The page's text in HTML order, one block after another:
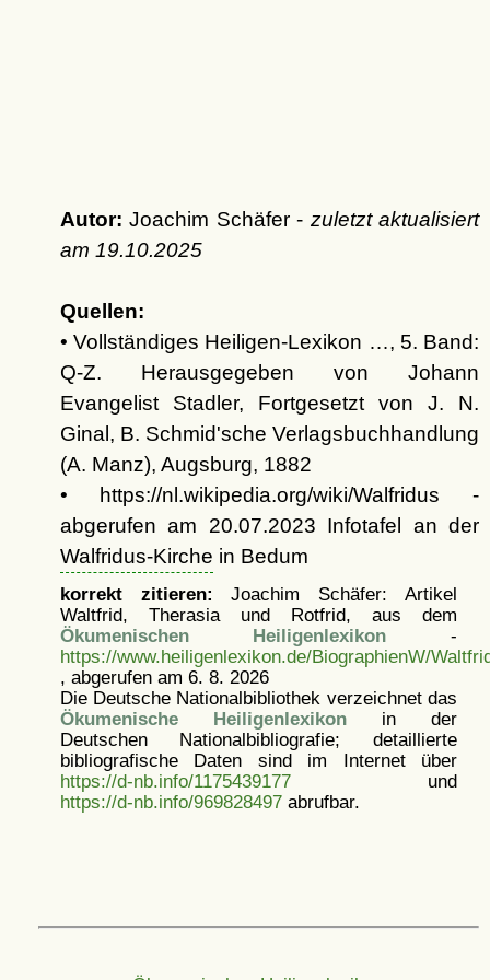
Autor: Joachim Schäfer - zuletzt aktualisiert
am 19.10.2025
Quellen:
• Vollständiges Heiligen-Lexikon …, 5. Band:
Q-Z. Herausgegeben von Johann
Evangelist Stadler, Fortgesetzt von J. N.
Ginal, B. Schmid'sche Verlagsbuchhandlung
(A. Manz), Augsburg, 1882
• https://nl.wikipedia.org/wiki/Walfridus -
abgerufen am 20.07.2023 Infotafel an der
Walfridus-Kirche in Bedum
korrekt zitieren: Joachim Schäfer: Artikel
Waltfrid, Therasia und Rotfrid, aus dem
Ökumenischen Heiligenlexikon -
https://www.heiligenlexikon.de/BiographienW/
, abgerufen am 6. 8. 2026
Die Deutsche Nationalbibliothek verzeichnet das
Ökumenische Heiligenlexikonin der
Deutschen Nationalbibliografie; detaillierte
bibliografische Daten sind im Internet über
https://d-nb.info/1175439177und
https://d-nb.info/969828497abrufbar.